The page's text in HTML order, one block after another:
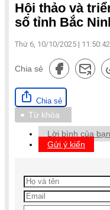
Hội thảo và
số tỉnh Bắc
Thứ 6, 10/10/2025 | 11:50:42
Chia sẻ
Chia sẻ
Từ khóa
Lời bình của bạn
Gửi ý kiến